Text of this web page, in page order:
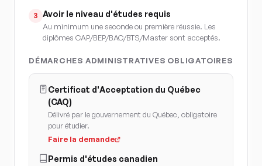
3 Avoir le niveau d'études requis
Au minimum une seconde ou première réussie. Les
diplômes CAP/BEP/BAC/BTS/Master sont acceptés.
DÉMARCHES ADMINISTRATIVES OBLIGATOIRES
Certificat d'Acceptation du Québec
(CAQ)
Délivré par le gouvernement du Québec, obligatoire
pour étudier.
Faire la demande
Permis d'études canadien